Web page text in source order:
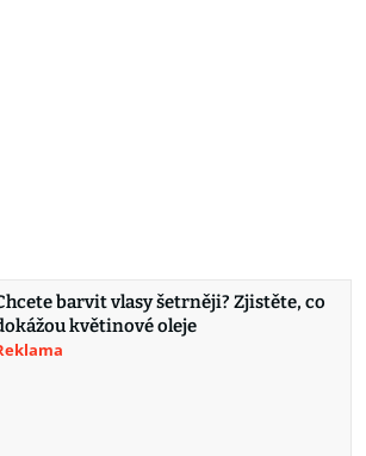
barvit vlasy šetrněji? Zjistěte, co
květinové oleje